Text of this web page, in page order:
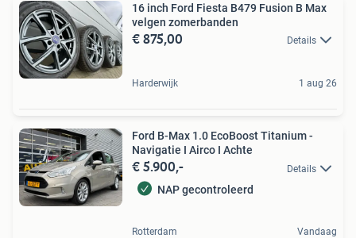
16 inch Ford Fiesta B479 Fusion B Max
velgen zomerbanden
€ 875,00 Details
Harderwijk 1 aug 26
Ford B-Max 1.0 EcoBoost Titanium -
Navigatie I Airco I Achte
€ 5.900,- Details
NAP gecontroleerd
Rotterdam Vandaag